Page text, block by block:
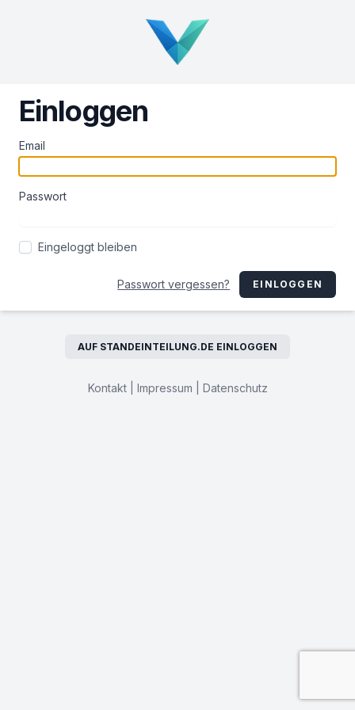
Einloggen
Email
Passwort
Eingeloggt bleiben
Passwort vergessen? EINLOGGEN
AUF STANDEINTEILUNG.DE EINLOGGEN
Kontakt| Impressum Datenschutz